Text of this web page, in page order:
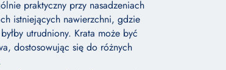
praktyczny przy nasadzeniach
istniejących nawierzchni, gdzie
utrudniony. Krata może być
dostosowując się do różnych